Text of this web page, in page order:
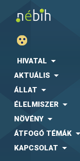
HIVATAL
AKTUÁLIS
ÁLLAT
ÉLELMISZER
NÖVÉNY
ÁTFOGÓ TÉMÁK
KAPCSOLAT